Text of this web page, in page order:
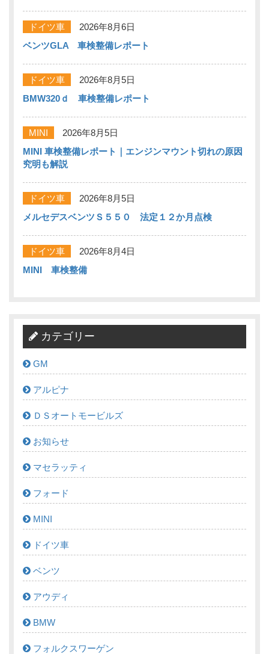
ドイツ車
2026年8月6日
ベンツGLA 車検整備レポート
ドイツ車
2026年8月5日
BMW320ｄ 車検整備レポート
MINI
2026年8月5日
MINI 車検整備レポート｜エンジンマウント切れの原因
究明も解説
ドイツ車
2026年8月5日
メルセデスベンツＳ５５０ 法定１２か月点検
ドイツ車
2026年8月4日
MINI 車検整備
カテゴリー
GM
アルピナ
ＤＳオートモービルズ
お知らせ
マセラッティ
フォード
MINI
ドイツ車
ベンツ
アウディ
BMW
フォルクスワーゲン